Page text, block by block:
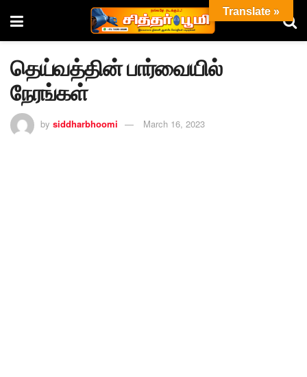
தெய்வத்தின் பார்வையில்
நேரங்கள்
by siddharbhoomi March 16, 2023
Translate »